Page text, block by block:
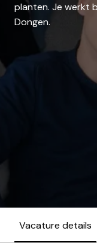
planten. Je werkt
Dongen.
Vacature details